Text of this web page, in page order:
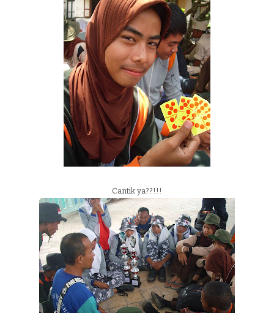
Cantik ya??!!!